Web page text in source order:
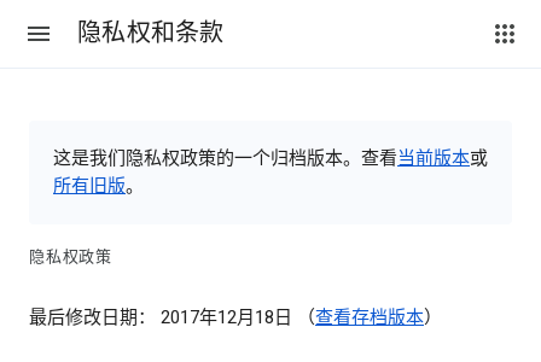
隐私权和条款
这是我们隐私权政策的一个归档版本。查看当前版本或
所有旧版。
隐私权政策
最后修改日期： 2017年12月18日 （查看存档版本）